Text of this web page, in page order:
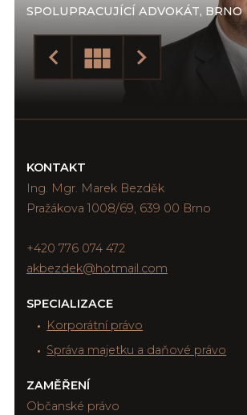
SPOLUPRACUJÍCÍ ADVOKÁT, BRNO
KONTAKT
Ing. Mgr. Marek Bezděk
Pražákova 1008/69, 639 00 Brno
+420 776 074 472
akbezdek@hotmail.com
SPECIALIZACE
Korporátní právo
Správa majetku a daňové právo
ZAMĚŘENÍ
Občanské právo